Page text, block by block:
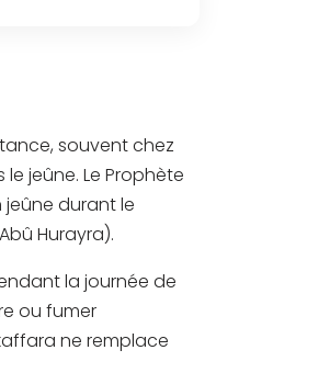
souvent chez
jeûne. Le Prophète
jeûne durant le
Hurayra).
la journée de
ou fumer
ne remplace